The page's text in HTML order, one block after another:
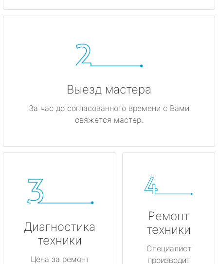
Выезд мастера
За час до согласованного времени с Вами
свяжется мастер.
Диагностика
техники
Цена за ремонт
Ремонт
техники
Специалист
производит